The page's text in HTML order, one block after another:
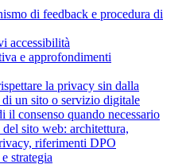
di feedback e procedura di
accessibilità
e approfondimenti
la privacy sin dalla
di un sito o servizio digitale
il consenso quando necessario
sito web: architettura,
riferimenti DPO
strategia